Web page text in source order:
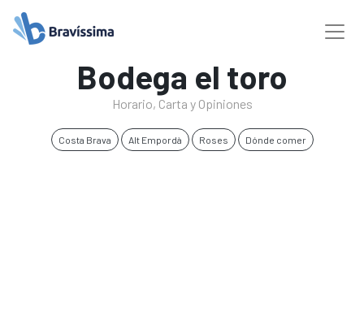
Bodega el toro
Horario, Carta y Opiniones
Costa Brava Alt Empordà Roses Dónde comer